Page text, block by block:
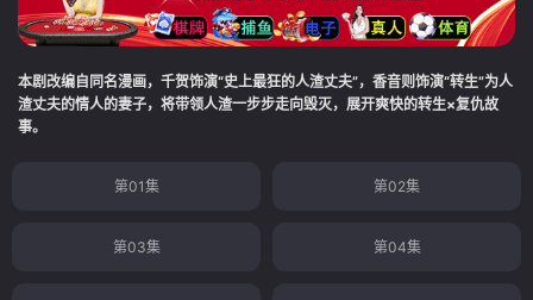
本剧改编自同名漫画，千贺饰演“史上最狂的人渣丈夫”，香音则饰演“转生”为人
渣丈夫的情人的妻子，将带领人渣一步步走向毁灭，展开爽快的转生×复仇故
事。
第01集 第02集
第03集 第04集